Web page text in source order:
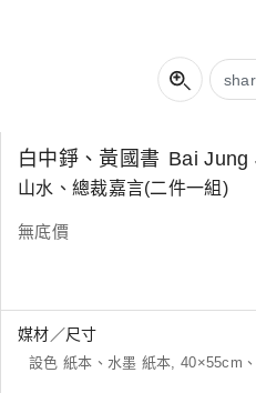
白中錚、黃國書 Bai Jung
山水、總裁嘉言(二件一組)
無底價
媒材／尺寸
設色 紙本、水墨 紙本, 40×55cm